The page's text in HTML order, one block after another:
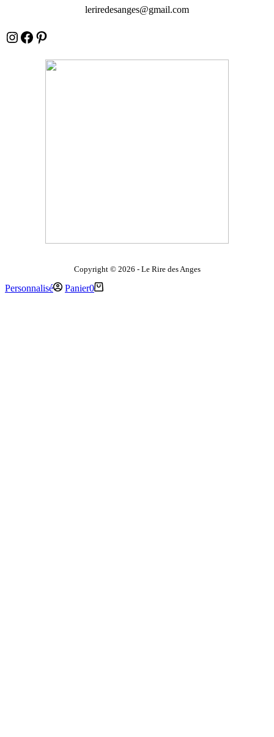
leriredesanges@gmail.com
Instagram
Facebook
Pinterest
Copyright © 2026 - Le Rire des Anges
Personnalisé Panier0